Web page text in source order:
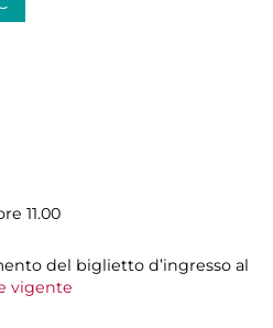
11.00
del biglietto d’ingresso al
vigente